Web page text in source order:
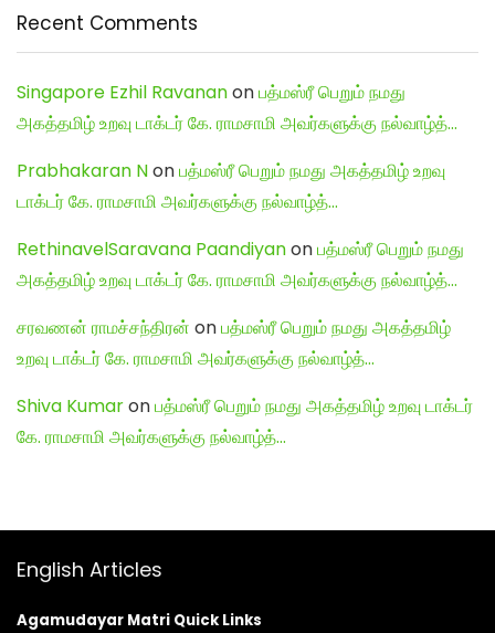
Recent Comments
Singapore Ezhil Ravananonபத்மஸ்ரீ பெறும் நமது
அகத்தமிழ் உறவு டாக்டர் கே. ராமசாமி அவர்களுக்கு நல்வாழ்த்…
Prabhakaran Nonபத்மஸ்ரீ பெறும் நமது அகத்தமிழ் உறவு
டாக்டர் கே. ராமசாமி அவர்களுக்கு நல்வாழ்த்…
RethinavelSaravana Paandiyanonபத்மஸ்ரீ பெறும் நமது
அகத்தமிழ் உறவு டாக்டர் கே. ராமசாமி அவர்களுக்கு நல்வாழ்த்…
சரவணன் ராமச்சந்திரன் onபத்மஸ்ரீ பெறும் நமது அகத்தமிழ்
உறவு டாக்டர் கே. ராமசாமி அவர்களுக்கு நல்வாழ்த்…
Shiva Kumaronபத்மஸ்ரீ பெறும் நமது அகத்தமிழ் உறவு டாக்டர்
கே. ராமசாமி அவர்களுக்கு நல்வாழ்த்…
English Articles
Agamudayar Matri Quick Links